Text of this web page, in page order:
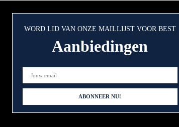
WORD LID VAN ONZE MAILLIJST VOOR BEST
Aanbiedingen